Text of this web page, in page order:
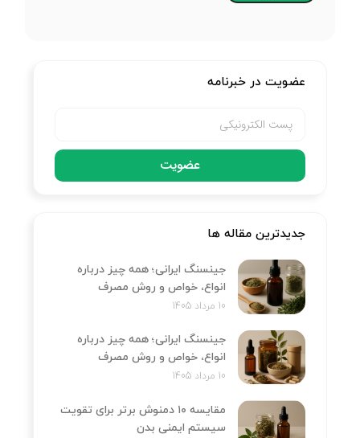
عضویت در خبرنامه
عضویت
جدیدترین مقاله ها
جینسنگ ایرانی؛ همه چیز درباره
انواع، خواص و روش مصرف
10 مرداد 1405
جینسنگ ایرانی؛ همه چیز درباره
انواع، خواص و روش مصرف
10 مرداد 1405
مقایسه ۱۰ دمنوش برتر برای تقویت
سیستم ایمنی بدن